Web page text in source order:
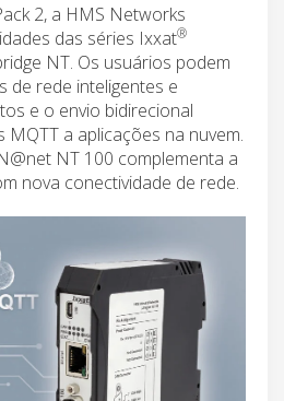
2, a HMS Networks
das séries Ixxat®
NT. Os usuários podem
de rede inteligentes e
e o envio bidirecional
MQTT a aplicações na nuvem.
NT 100 complementa a
nova conectividade de rede.